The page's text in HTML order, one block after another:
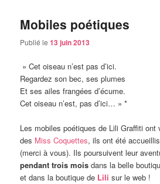
Mobiles poétiques
Publié le13 juin 2013
» Cet oiseau n’est pas d’ici.
Regardez son bec, ses plumes
Et ses ailes frangées d’écume.
Cet oiseau n’est, pas d’ici… » *
Les mobiles poétiques de Lili Graffiti ont
des Miss Coquettes, ils ont été
(merci à vous). Ils poursuivent leur
pendant trois mois dans la belle
et dans la boutique de Lili sur le web !